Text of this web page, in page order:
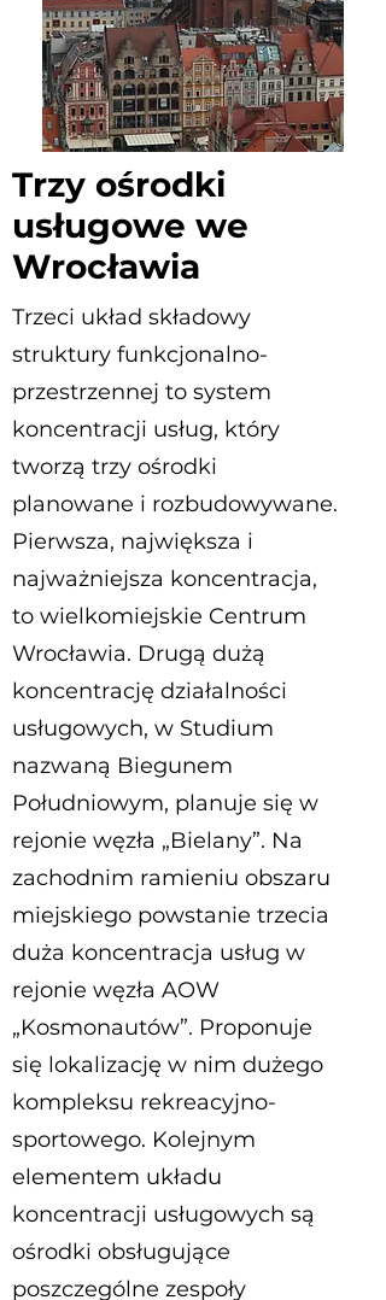
Trzy ośrodki
usługowe we
Wrocławia
Trzeci układ składowy
struktury funkcjonalno-
przestrzennej to system
koncentracji usług, który
tworzą trzy ośrodki
planowane i rozbudowywane.
Pierwsza, największa i
najważniejsza koncentracja,
to wielkomiejskie Centrum
Wrocławia. Drugą dużą
koncentrację działalności
usługowych, w Studium
nazwaną Biegunem
Południowym, planuje się w
rejonie węzła „Bielany”. Na
zachodnim ramieniu obszaru
miejskiego powstanie trzecia
duża koncentracja usług w
rejonie węzła AOW
„Kosmonautów”. Proponuje
się lokalizację w nim dużego
kompleksu rekreacyjno-
sportowego. Kolejnym
elementem układu
koncentracji usługowych są
ośrodki obsługujące
poszczególne zespoły